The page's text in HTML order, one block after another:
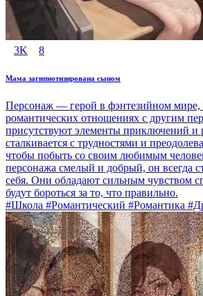
3K 8
Мама загипнотизирована сыном
Персонаж — герой в фэнтезийном мире,
романтических отношениях с другим
присутствуют элементы приключений и
сталкивается с трудностями и
чтобы побыть со своим любимым
персонажа смелый и добрый, он всегда
себя. Они обладают сильным чувством
будут бороться за то, что правильно.
#Школа #Романтический #Романтика